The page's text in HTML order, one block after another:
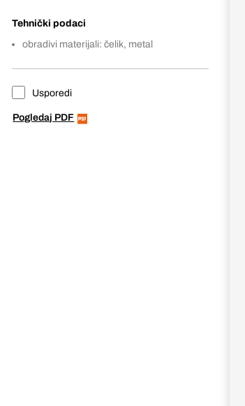
Tehnički podaci
obradivi materijali: čelik, metal
Usporedi
Pogledaj PDF